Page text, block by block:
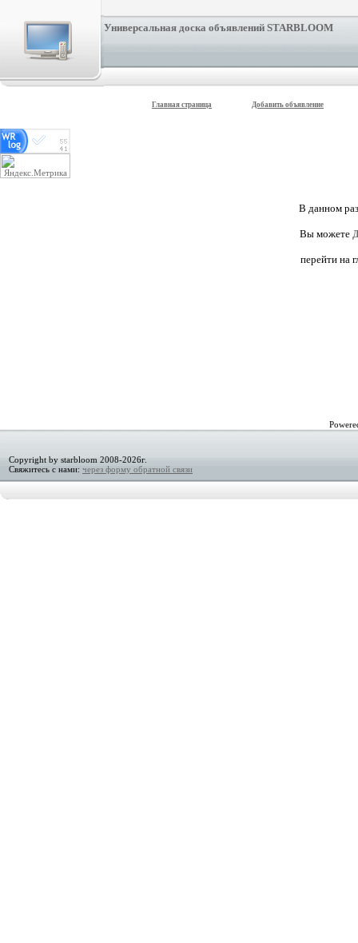
Универсальная доска объявлений STARBLOOM
Главная страница Добавить объявление
В данном
Вы можете
перейти на
Copyright by starbloom 2008-2026г.
Свяжитесь с нами: через форму обратной связи